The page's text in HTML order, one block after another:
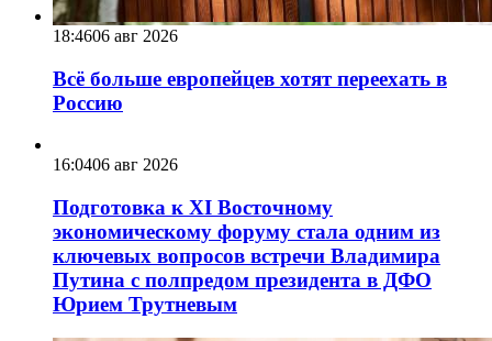
18:4606 авг 2026
Всё больше европейцев хотят переехать в
Россию
16:0406 авг 2026
Подготовка к XI Восточному
экономическому форуму стала одним из
ключевых вопросов встречи Владимира
Путина с полпредом президента в ДФО
Юрием Трутневым